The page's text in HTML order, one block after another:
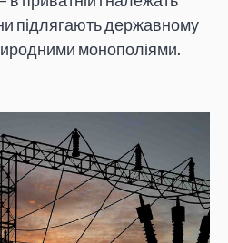
підлягають державному
монополіями.